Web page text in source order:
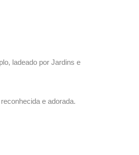
ladeado por Jardins e
e adorada.